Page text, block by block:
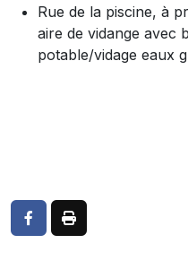
Rue de la piscine, à
aire de vidange avec
potable/vidage eaux